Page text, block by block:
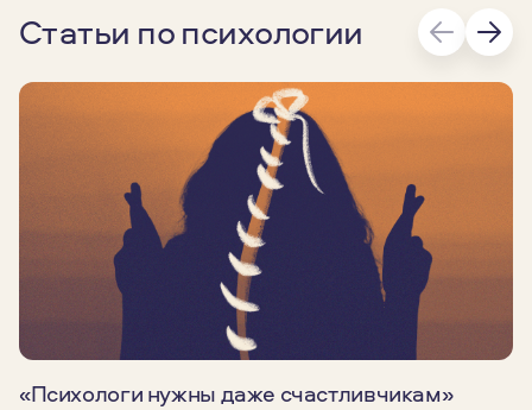
Статьи по психологии
«Психологи нужны даже счастливчикам»